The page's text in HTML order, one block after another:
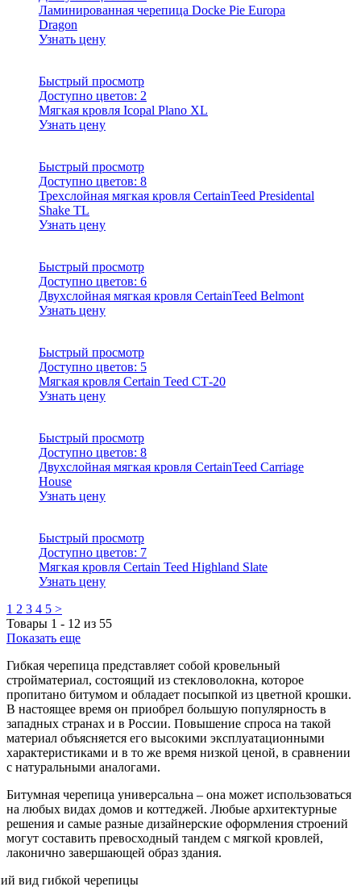
Ламинированная черепица Docke Pie Europa
Dragon
Узнать цену
Быстрый просмотр
Доступно цветов: 2
Мягкая кровля Icopal Plano XL
Узнать цену
Быстрый просмотр
Доступно цветов: 8
Трехслойная мягкая кровля CertainTeed Presidental
Shake TL
Узнать цену
Быстрый просмотр
Доступно цветов: 6
Двухслойная мягкая кровля CertainTeed Belmont
Узнать цену
Быстрый просмотр
Доступно цветов: 5
Мягкая кровля Certain Teed СТ-20
Узнать цену
Быстрый просмотр
Доступно цветов: 8
Двухслойная мягкая кровля CertainTeed Carriage
House
Узнать цену
Быстрый просмотр
Доступно цветов: 7
Мягкая кровля Certain Teed Highland Slate
Узнать цену
1 2 3 4 5 >
Товары 1 - 12 из 55
Показать еще
Гибкая черепица представляет собой кровельный
стройматериал, состоящий из стекловолокна, которое
пропитано битумом и обладает посыпкой из цветной крошки.
В настоящее время он приобрел большую популярность в
западных странах и в России. Повышение спроса на такой
материал объясняется его высокими эксплуатационными
характеристиками и в то же время низкой ценой, в сравнении
с натуральными аналогами.
Битумная черепица универсальна – она может использоваться
на любых видах домов и коттеджей. Любые архитектурные
решения и самые разные дизайнерские оформления строений
могут составить превосходный тандем с мягкой кровлей,
лаконично завершающей образ здания.